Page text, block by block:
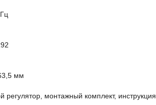
мм
регулятор, монтажный комплект, инструкция,